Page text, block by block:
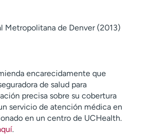
Metropolitana de Denver (2013)
encarecidamente que
de salud para
precisa sobre su cobertura
servicio de atención médica en
en un centro de UCHealth.
.